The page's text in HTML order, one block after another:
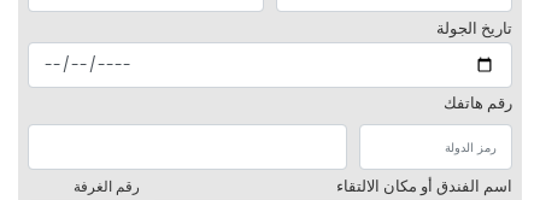
تاريخ الجولة
رقم هاتفك
اسم الفندق أو مكان الالتقاء رقم الغرفة